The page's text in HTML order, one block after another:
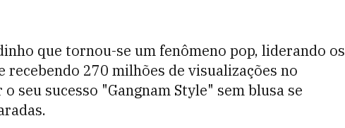
que tornou-se um fenômeno pop, liderando os
recebendo 270 milhões de visualizações no
seu sucesso "Gangnam Style" sem blusa se